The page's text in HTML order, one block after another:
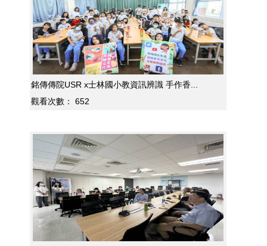
銘傳傳院USR x士林國小教資訊辨識 手作香...
觀看次數：
652